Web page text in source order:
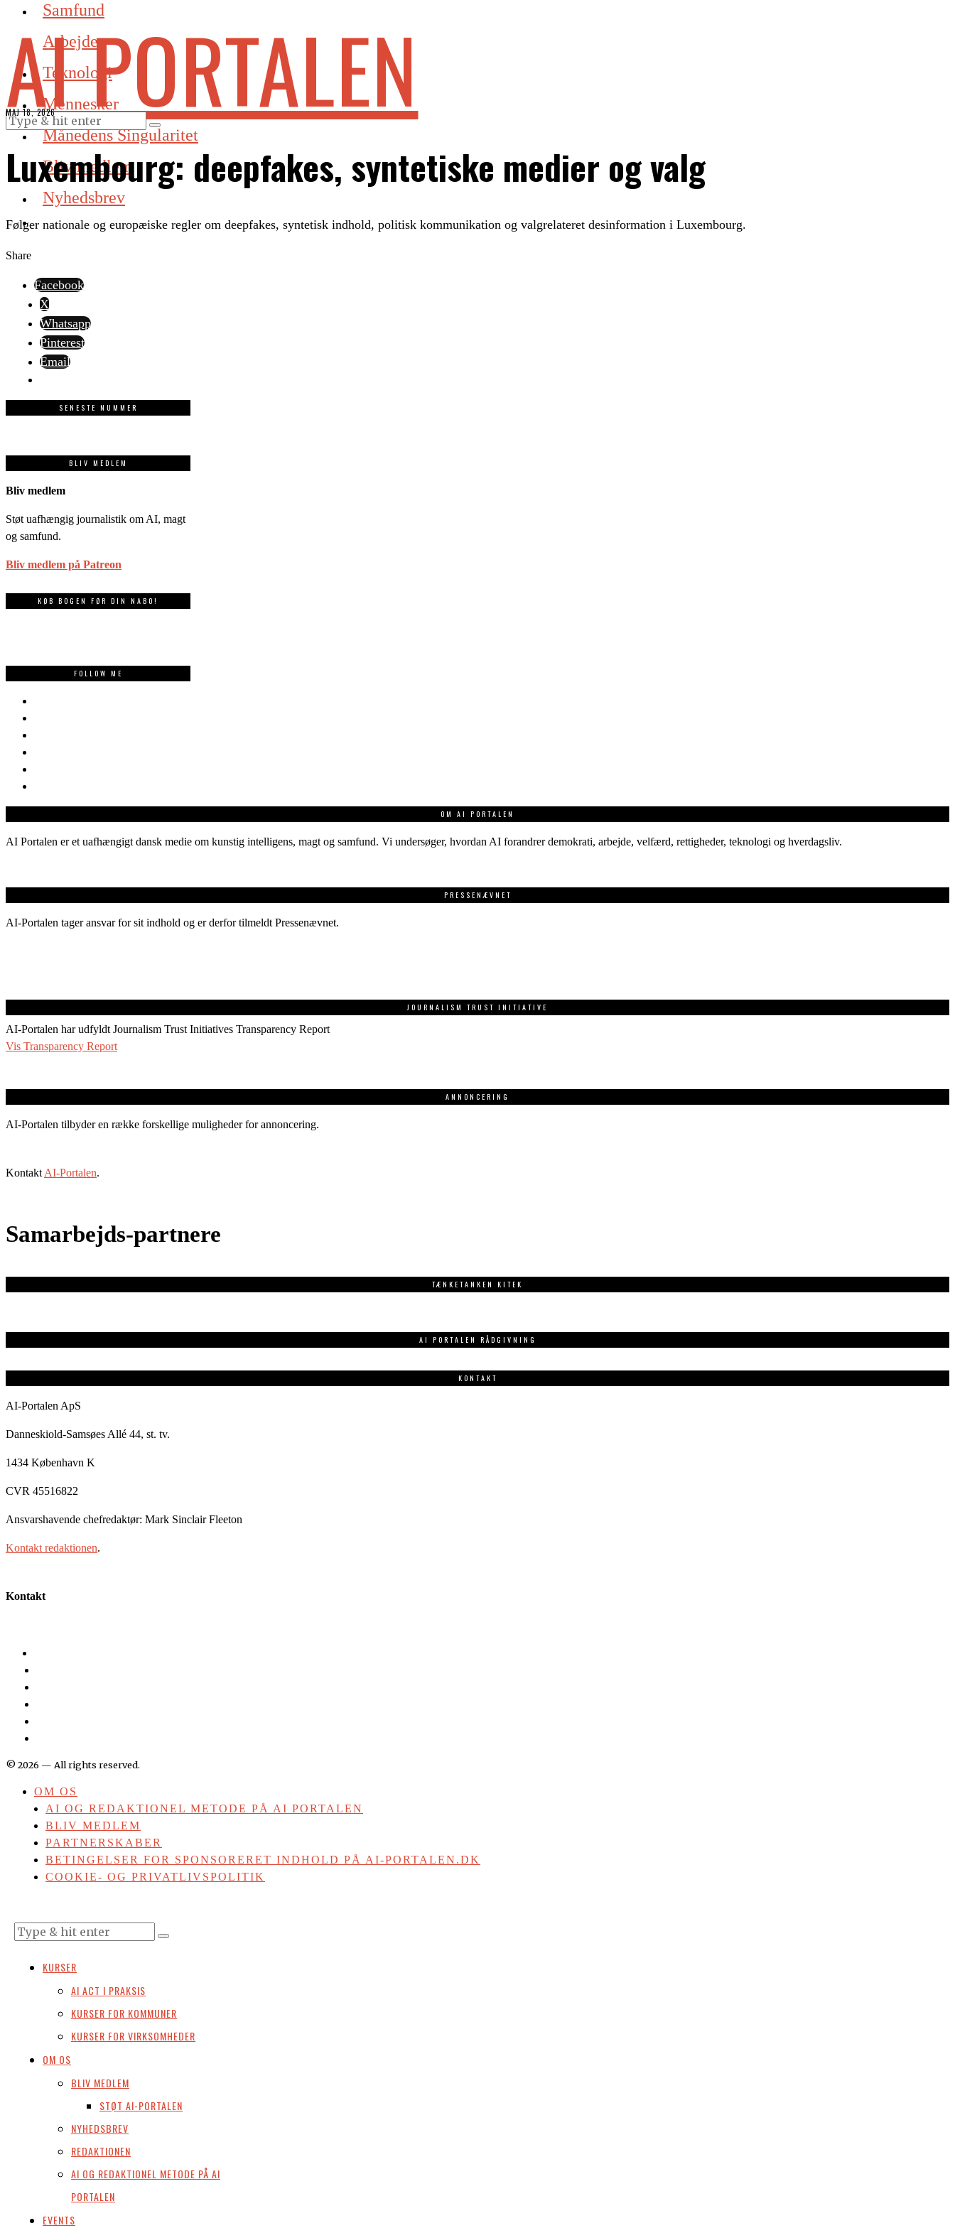
Samfund
Arbejde
Teknologi
Mennesker
Månedens Singularitet
Bliv medlem
Nyhedsbrev
AI PORTALEN
MAJ 18, 2026
Luxembourg: deepfakes, syntetiske medier og valg
Følger nationale og europæiske regler om deepfakes, syntetisk indhold, politisk kommunikation og valgrelateret desinformation i Luxembourg.
Share
Facebook
X
Whatsapp
Pinterest
Email
SENESTE NUMMER
BLIV MEDLEM
Bliv medlem
Støt uafhængig journalistik om AI, magt
og samfund.
Bliv medlem på Patreon
KØB BOGEN FØR DIN NABO!
FOLLOW ME
OM AI PORTALEN
AI Portalen er et uafhængigt dansk medie om kunstig intelligens, magt og samfund. Vi undersøger, hvordan AI forandrer demokrati, arbejde, velfærd, rettigheder, teknologi og hverdagsliv.
PRESSENÆVNET
AI-Portalen tager ansvar for sit indhold og er derfor tilmeldt Pressenævnet.
JOURNALISM TRUST INITIATIVE
AI-Portalen har udfyldt Journalism Trust Initiatives Transparency Report
Vis Transparency Report
ANNONCERING
AI-Portalen tilbyder en række forskellige muligheder for annoncering.
Kontakt AI-Portalen.
Samarbejds-partnere
TÆNKETANKEN KITEK
AI PORTALEN RÅDGIVNING
KONTAKT
AI-Portalen ApS
Danneskiold-Samsøes Allé 44, st. tv.
1434 København K
CVR 45516822
Ansvarshavende chefredaktør: Mark Sinclair Fleeton
Kontakt redaktionen.
Kontakt
©2026 — All rights reserved.
OM OS
AI OG REDAKTIONEL METODE PÅ AI PORTALEN
BLIV MEDLEM
PARTNERSKABER
BETINGELSER FOR SPONSORERET INDHOLD PÅ AI-PORTALEN.DK
COOKIE- OG PRIVATLIVSPOLITIK
KURSER
AI ACT I PRAKSIS
KURSER FOR KOMMUNER
KURSER FOR VIRKSOMHEDER
OM OS
BLIV MEDLEM
STØT AI-PORTALEN
NYHEDSBREV
REDAKTIONEN
AI OG REDAKTIONEL METODE PÅ AI
PORTALEN
EVENTS